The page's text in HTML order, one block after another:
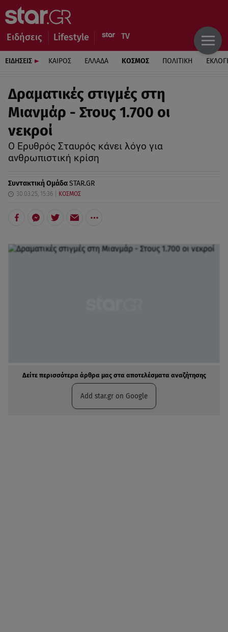
Ειδήσεις Lifestyle
ΕΙΔΗΣΕΙΣ ΚΑΙΡΟΣ ΕΛΛΑΔΑ ΚΟΣΜΟΣ ΠΟΛΙΤΙΚΗ
Δραματικές στιγμές στη
Μιανμάρ - Στους 1.700 οι
νεκροί
Ο Ερυθρός Σταυρός κάνει λόγο για
ανθρωπιστική κρίση
Συντακτική ΟμάδαSTAR.GR
30.03.25, 15:36 ΚΟΣΜΟΣ
Δείτε περισσότερα άρθρα μας στα αποτελέσματα αναζήτησης
Add star.gr on Google